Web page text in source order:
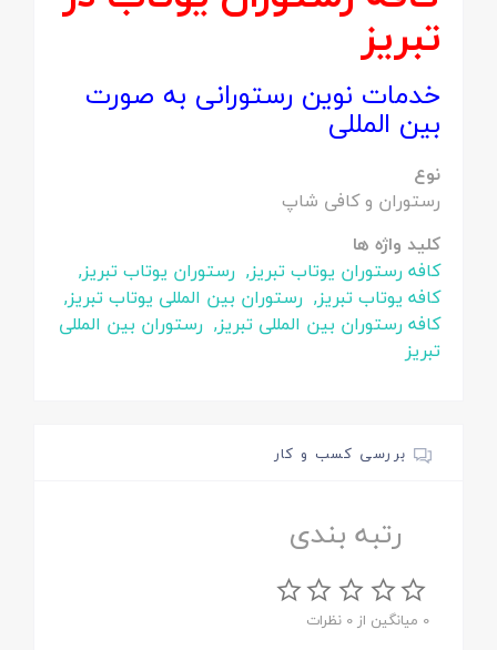
تبریز
خدمات نوین رستورانی به صورت
بین المللی
نوع
رستوران و کافی شاپ
کلید واژه ها
کافه رستوران یوتاب تبریز, رستوران یوتاب تبریز,
کافه یوتاب تبریز, رستوران بین المللی یوتاب تبریز,
کافه رستوران بین المللی تبریز, رستوران بین المللی
تبریز
بررسی کسب و کار
رتبه بندی
0 میانگین از 0 نظرات